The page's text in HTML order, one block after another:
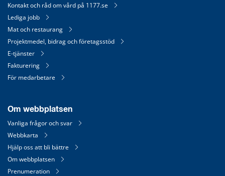
Kontakt och råd om vård på 1177.se
Lediga jobb
Mat och restaurang
Projektmedel, bidrag och företagsstöd
E-tjänster
Fakturering
För medarbetare
Om webbplatsen
Vanliga frågor och svar
Webbkarta
Hjälp oss att bli bättre
Om webbplatsen
Prenumeration